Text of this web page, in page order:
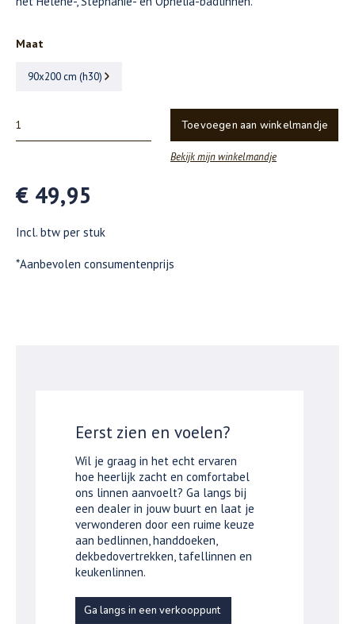
Maat
90x200 cm (h30)
Toevoegen aan winkelmandje
Bekijk mijn winkelmandje
€ 49,95
Incl. btw per stuk
*Aanbevolen consumentenprijs
Eerst zien en voelen?
Wil je graag in het echt ervaren
hoe heerlijk zacht en comfortabel
ons linnen aanvoelt? Ga langs bij
een dealer in jouw buurt en laat je
verwonderen door een ruime keuze
aan bedlinnen, handdoeken,
dekbedovertrekken, tafellinnen en
keukenlinnen.
Ga langs in een verkooppunt